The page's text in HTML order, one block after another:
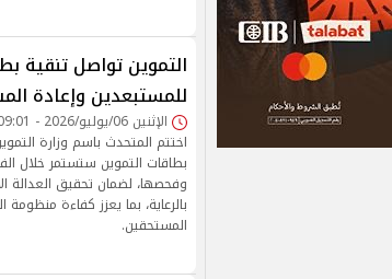
التموين تواصل تنقية
للمستبعدين وإعادة
الإثنين 06/يوليو/2026 - 09:01 م
اختتم المتحدث باسم وزارة
بطاقات التموين ستستمر خلال
وفحصها، لضمان تحقيق العدالة
بالرعاية، بما يعزز كفاءة
المستحقين.